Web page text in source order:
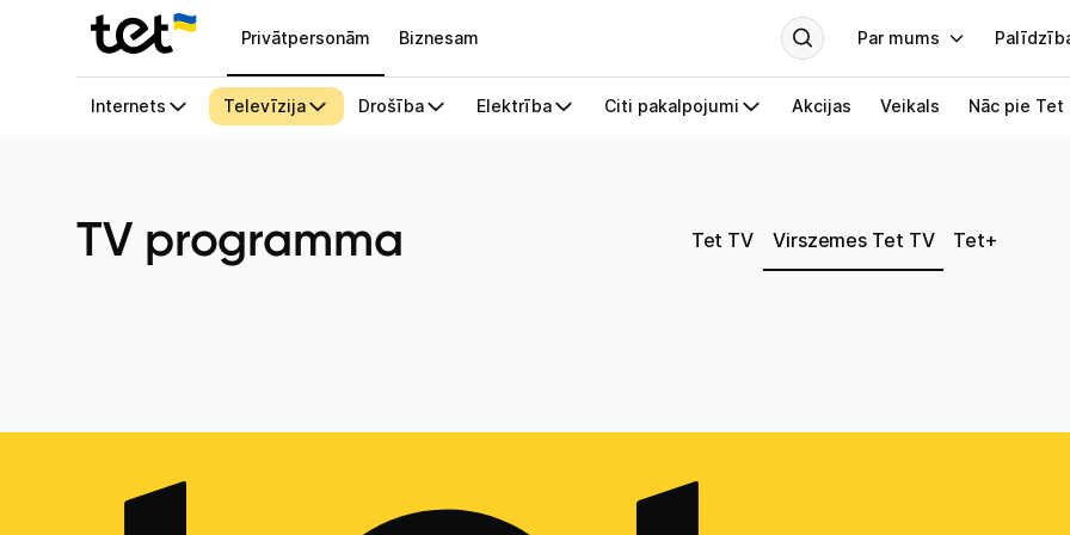
Privātpersonām Biznesam
TV programma Tet TV Virszemes Tet TV Tet+